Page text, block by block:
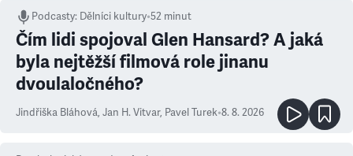
Podcasty: Dělníci kultury•52 minut
Čím lidi spojoval Glen Hansard? A jaká
byla nejtěžší filmová role jinanu
dvoulaločného?
Jindřiška Bláhová, Jan H. Vitvar, Pavel Turek•8. 8. 2026